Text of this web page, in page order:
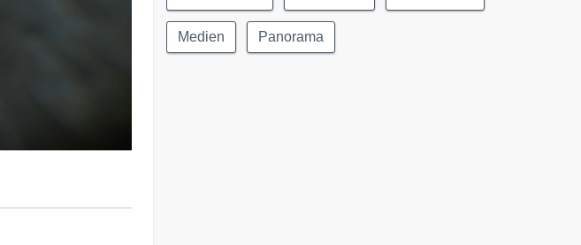
Medien Panorama